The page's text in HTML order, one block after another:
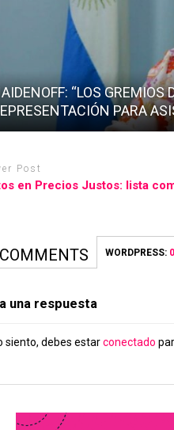
“LOS GREMIOS
PARA
Post
en Precios Justos: lista
COMMENTS WORDPRESS: 0
una respuesta
siento, debes estarconectado